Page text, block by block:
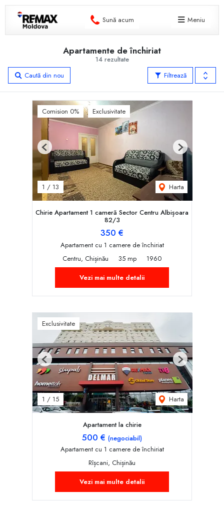
Sună acum Meniu
14 rezultate
Apartamente de închiriat
Filtrează
Caută din nou
Comision 0% Exclusivitate
1 / 13 Harta
Previous Next
Chirie Apartament 1 cameră Sector Centru Albișoara
82/3
350 €
Apartament cu 1 camere de închiriat
Centru, Chișinău
35 mp
1960
Vezi mai multe detalii
Exclusivitate
1 / 15 Harta
Previous Next
Apartament la chirie
500 € (negociabil)
Apartament cu 1 camere de închiriat
Rîșcani, Chișinău
Vezi mai multe detalii